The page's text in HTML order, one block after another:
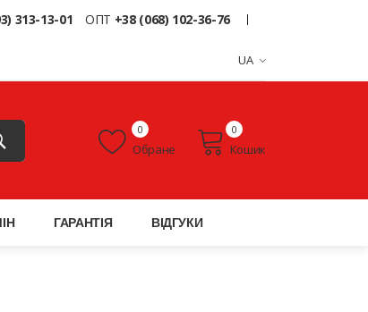
313-13-01 ОПТ +38 (068) 102-36-76
UA
Обране
0
Кошик
0
ГАРАНТІЯ ВІДГУКИ